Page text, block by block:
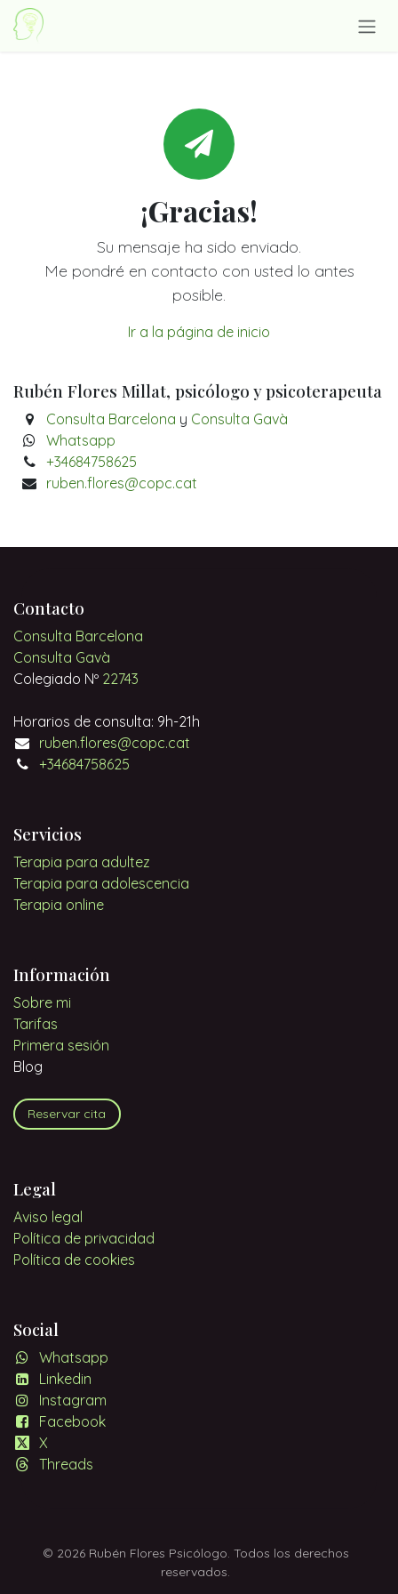
Ir al contenido
¡Gracias!
Su mensaje ha sido enviado.
Me pondré en contacto con usted lo antes
posible.
Ir a la página de inicio
Rubén Flores Millat, psicólogo y psicoterapeuta
Consulta Barcelona y Consulta Gavà
Whatsapp
+34684758625
ruben.flores@copc.cat
Contacto
Consulta Barcelona
Consulta Gavà
Colegiado Nº 22743
Horarios de consulta: 9h-21h
ruben.flores@copc.cat
+34684758625
Servicios
Terapia para adultez
Terapia para adolescencia
Terapia online
Información
Sobre mi
Tarifas
Primera sesión
Blog
Reservar cita
Social
Whatsapp
Linkedin
Instagram
Facebook
X
Threads
Legal
Aviso legal
Política de privacidad
Política de cookies
© 2026 Rubén Flores Psicólogo. Todos los derechos
reservados.